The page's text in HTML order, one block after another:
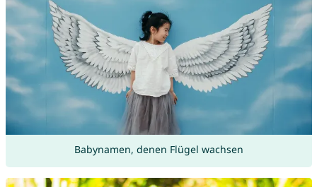
Babynamen, denen Flügel wachsen